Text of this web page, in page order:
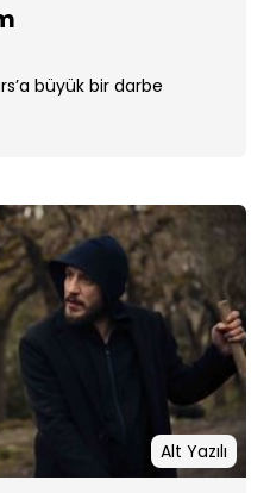
büyük bir darbe
Alt Yazılı